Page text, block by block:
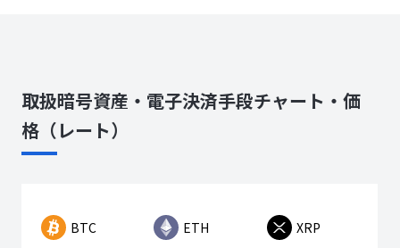
90,244
月次報酬
取扱暗号資産・電子決済手段チャート・価
格（レート）
BTC ETH XRP